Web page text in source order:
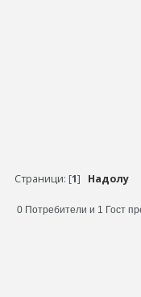
Страници: [1] Надолу
0 Потребители и 1 Гост